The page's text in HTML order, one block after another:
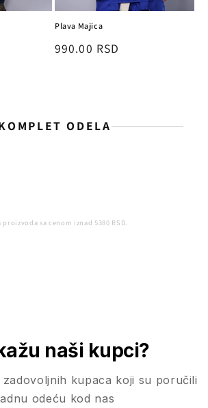
Plava Majica
Redovna
990.00 RSD
ODELA
proizvoda sa cenom iznad 5380 RSD.
naši kupci?
kupaca koji su poručili
odeću kod nas